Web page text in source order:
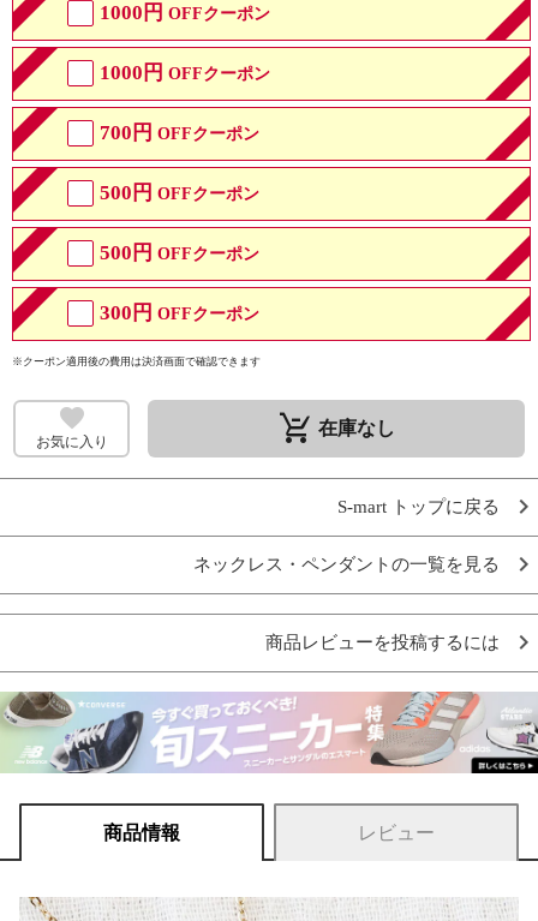
1000円 OFFクーポン
1000円 OFFクーポン
700円 OFFクーポン
500円 OFFクーポン
500円 OFFクーポン
300円 OFFクーポン
※クーポン適用後の費用は決済画面で確認できます
お気に入り remove_shopping_cart 在庫なし
S-mart トップに戻る
ネックレス・ペンダントの一覧を見る
商品レビューを投稿するには
商品情報 レビュー